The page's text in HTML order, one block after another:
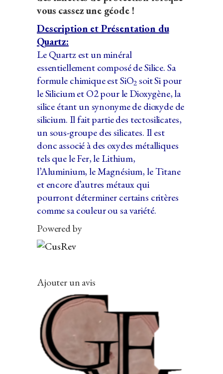
vous cassez une géode !
Description et Présentation du
Quartz:
Le Quartz est un minéral
essentiellement composé de Silice. Sa
formule chimique est SiO2 soit Si pour
le Silicium et O2 pour le Dioxygène, la
silice étant un synonyme de dioxyde de
silicium. Il fait partie des tectosilicates,
un sous-groupe des silicates. Il est
donc associé à des oxydes métalliques
tels que le Fer, le Lithium,
l’Aluminium, le Magnésium, le Titane
et encore d’autres métaux qui
pourront déterminer certains critères
comme sa couleur ou sa variété.
Powered by
Ajouter un avis